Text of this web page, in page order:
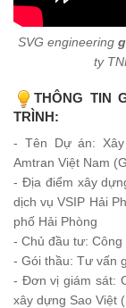
SVG engineering
ty
THÔNG TIN
TRÌNH:
- Tên Dự án:
Amtran Việt Nam
- Địa điểm xây
dịch vụ VSIP Hải
phố Hải Phòng
- Chủ đầu tư: Công
- Gói thầu: Tư vấn
- Đơn vị giám sát:
xây dựng Sao Việt